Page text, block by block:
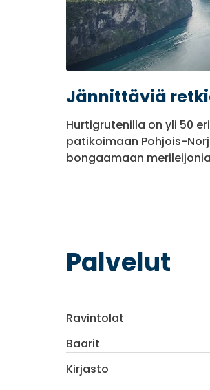
Jännittäviä
Hurtigrutenilla on yli 50
patikoimaan Pohjois-
bongaamaan
Palvelut
Ravintolat
Baarit
Kirjasto